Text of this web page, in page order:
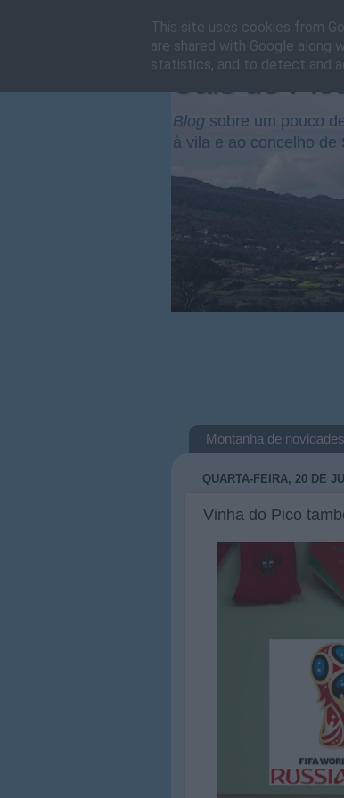
Cais do
Blog sobre um pouco
à vila e ao concelho de
Montanha de novidades
QUARTA-FEIRA, 20 DE
Vinha do Pico
This site uses cookies from
are shared with Google along
statistics, and to detect and